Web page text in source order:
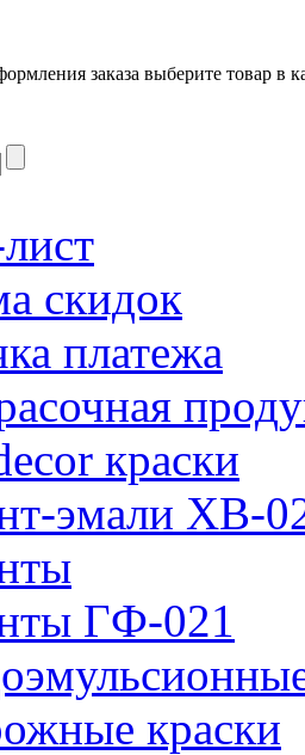
заказа выберите товар в
скидок
платежа
краски
эмали ХВ-
ГФ-021
краски